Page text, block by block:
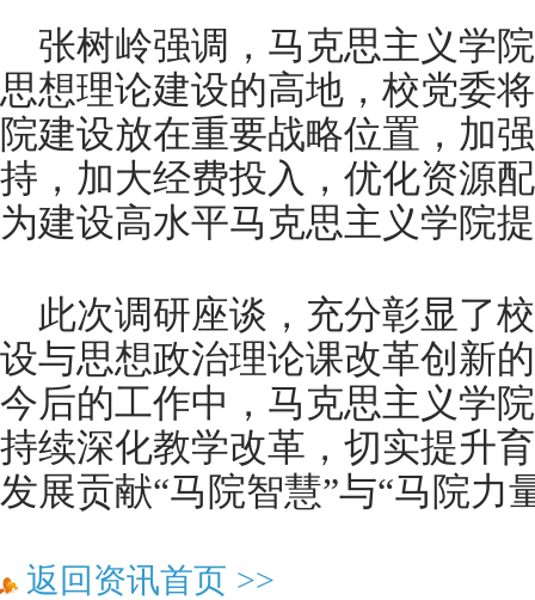
张树岭强调，马克思主义学
思想理论建设的高地，校党委
院建设放在重要战略位置，加
持，加大经费投入，优化资源
为建设高水平马克思主义学院
此次调研座谈，充分彰显了
设与思想政治理论课改革创新
今后的工作中，马克思主义学
持续深化教学改革，切实提升
发展贡献“马院智慧”与“马院力
返回资讯首页 >>